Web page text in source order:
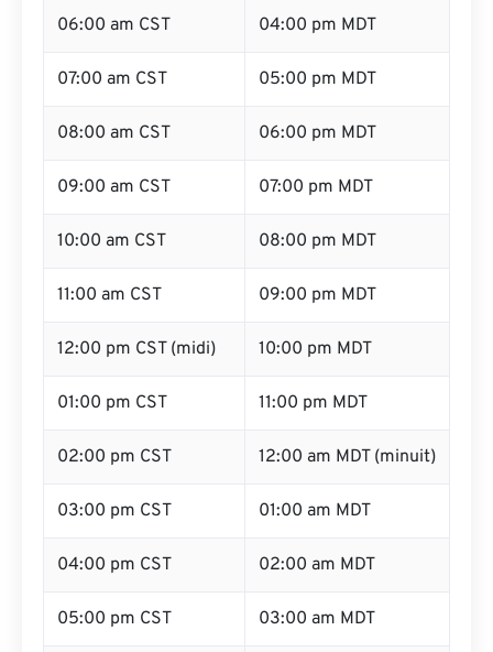
06:00 am CST 04:00 pm MDT
07:00 am CST 05:00 pm MDT
08:00 am CST 06:00 pm MDT
09:00 am CST 07:00 pm MDT
10:00 am CST 08:00 pm MDT
11:00 am CST 09:00 pm MDT
12:00 pm CST (midi) 10:00 pm MDT
01:00 pm CST 11:00 pm MDT
02:00 pm CST 12:00 am MDT (minuit)
03:00 pm CST 01:00 am MDT
04:00 pm CST 02:00 am MDT
05:00 pm CST 03:00 am MDT